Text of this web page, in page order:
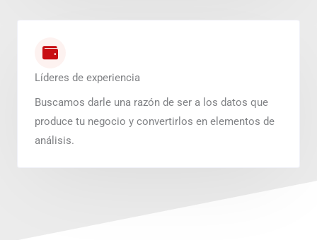
Líderes de experiencia
Buscamos darle una razón de ser a los datos que
produce tu negocio y convertirlos en elementos de
análisis.